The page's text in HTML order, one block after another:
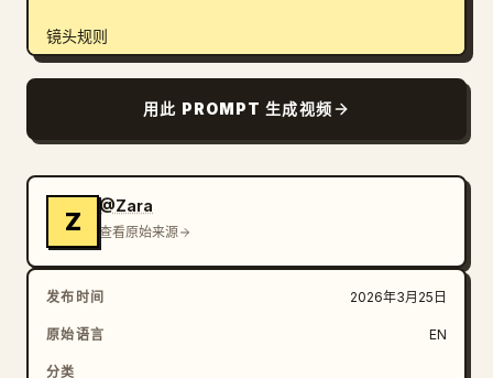
镜头规则
从低角度仰拍开始，聚焦于面部和上半身，在变形过程中缓
⸻
0–3s · 凝视
受伤的主角静立不动，微微低头。她的身体紧绷。
用此 PROMPT 生成视频
Z
@Zara
查看原始来源
发布时间 2026年3月25日
原始语言 EN
分类